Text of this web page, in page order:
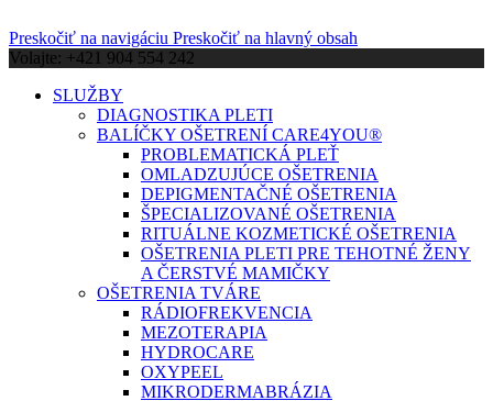
Preskočiť na navigáciu Preskočiť na hlavný obsah
Volajte: +421 904 554 242
SLUŽBY
DIAGNOSTIKA PLETI
BALÍČKY OŠETRENÍ CARE4YOU®
PROBLEMATICKÁ PLEŤ
OMLADZUJÚCE OŠETRENIA
DEPIGMENTAČNÉ OŠETRENIA
ŠPECIALIZOVANÉ OŠETRENIA
RITUÁLNE KOZMETICKÉ OŠETRENIA
OŠETRENIA PLETI PRE TEHOTNÉ ŽENY
A ČERSTVÉ MAMIČKY
OŠETRENIA TVÁRE
RÁDIOFREKVENCIA
MEZOTERAPIA
HYDROCARE
OXYPEEL
MIKRODERMABRÁZIA